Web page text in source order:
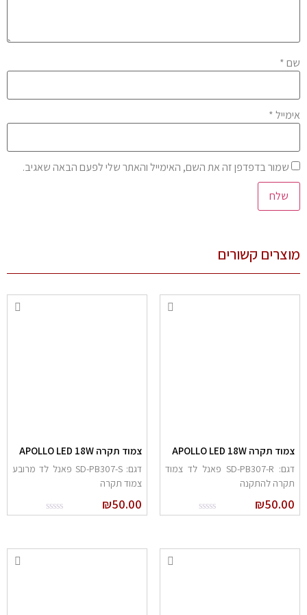
שם*
אימייל*
שמור בדפדפן זה את השם, האימייל והאתר שלי לפעם הבאה שאגיב.
מוצרים קשורים
צמוד תקרה APOLLO LED 18W
דגם: SD-PB307-R פאנל לד צמוד
תקרה להתקנה
₪50.00
צמוד תקרה APOLLO LED 18W
דגם: SD-PB307-S פאנל לד מרובע
צמוד תקרה
₪50.00